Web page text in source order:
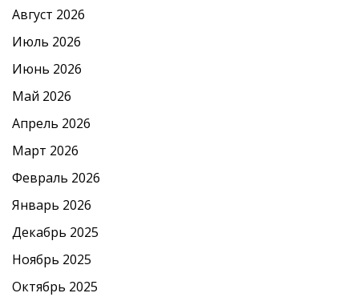
Август 2026
Июль 2026
Июнь 2026
Май 2026
Апрель 2026
Март 2026
Февраль 2026
Январь 2026
Декабрь 2025
Ноябрь 2025
Октябрь 2025